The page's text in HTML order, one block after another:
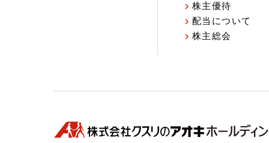
株主優待
配当について
株主総会